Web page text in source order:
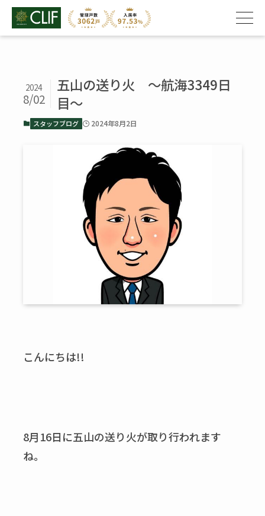
五山の送り火 ～航海3349日
目～
2024
8/02
スタッフブログ 2024年8月2日
こんにちは!!
8月16日に五山の送り火が取り行われます
ね。